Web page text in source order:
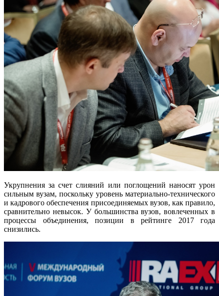
Укрупнения за счет слияний или поглощений наносят урон
сильным вузам, поскольку уровень материально-технического
и кадрового обеспечения присоединяемых вузов, как правило,
сравнительно невысок. У большинства вузов, вовлеченных в
процессы объединения, позиции в рейтинге 2017 года
снизились.